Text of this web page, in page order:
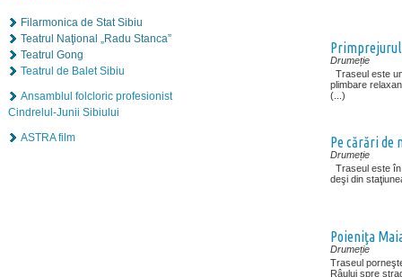
Filarmonica de Stat Sibiu
Teatrul Naţional „Radu Stanca”
Teatrul Gong
Teatrul de Balet Sibiu
Ansamblul folcloric profesionist
Cindrelul-Junii Sibiului
ASTRA film
Drumeție
Traseul este
plimbare
(...)
Pe cărări de
Drumeție
Traseul este
deşi din
Poieniţa
Drumeție
Traseul
Râului spre